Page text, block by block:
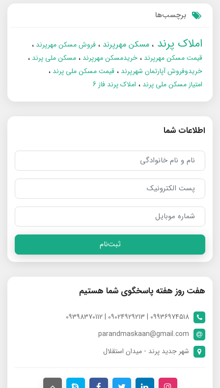
برچسب‌ها
املاک پرند مسکن مهرپرند
فروش مسکن مهرپرند
قیمت مسکن مهرپرند
خریدمسکن مهرپرند
مسکن ملی پرند
خریدوفروش آپارتمان شهرپرند
قیمت مسکن ملی پرند
امتیاز مسکن ملی پرند
املاک پرند فاز 6
اطلاعات شما
ثبت‌نام
هفت روز هفته پاسخگوی شما هستیم
09936974518 | 09024929213 | 09398370112
parandmaskaan@gmail.com
شهر جدید پرند - میدان استقلال